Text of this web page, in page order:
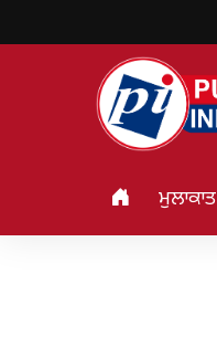
ਮੁਲਾਕਾਤ